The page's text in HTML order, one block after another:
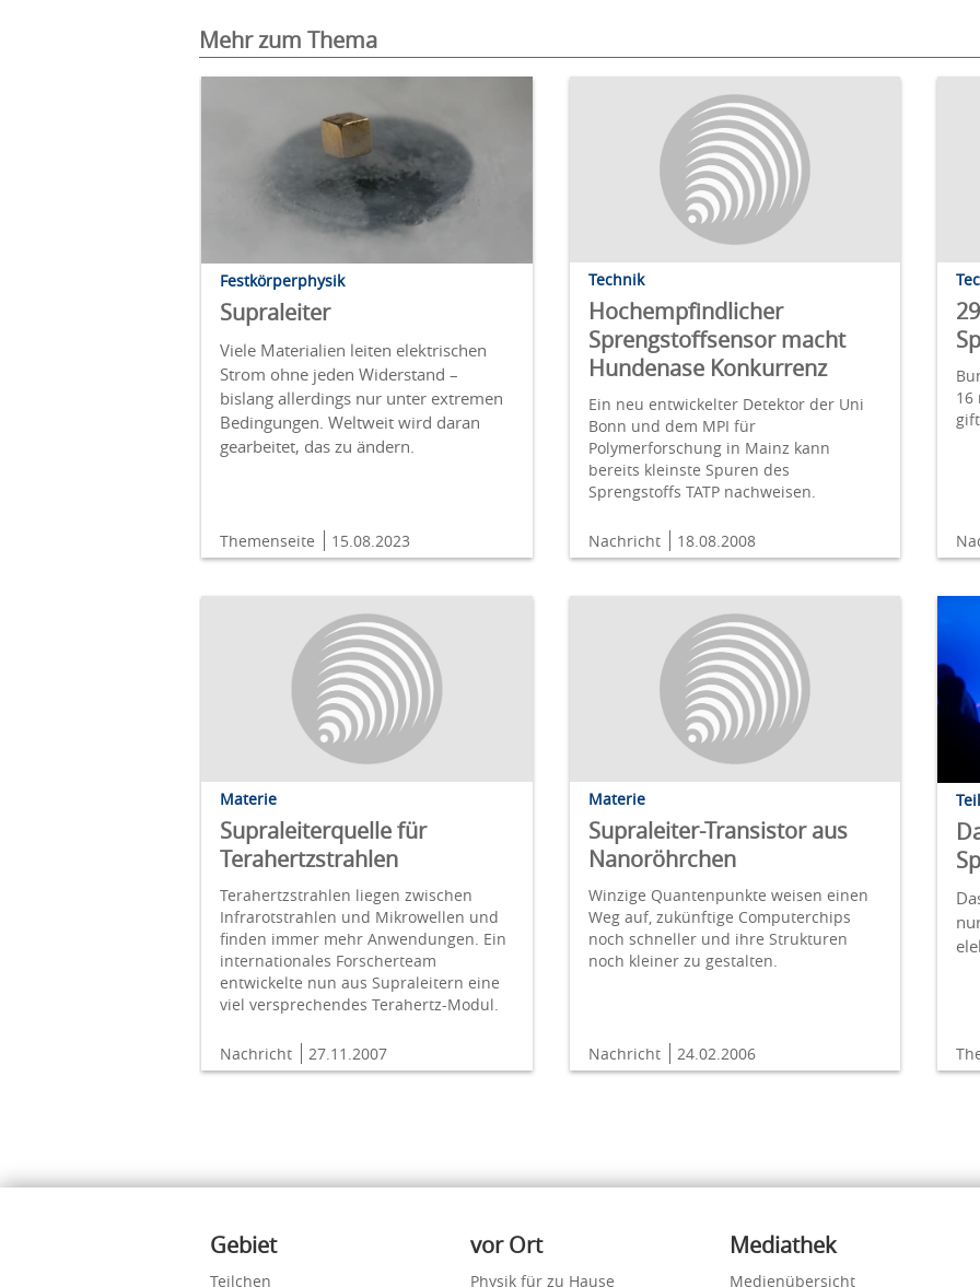
Mehr zum Thema
Festkörperphysik
Supraleiter
Viele Materialien leiten elektrischen
Strom ohne jeden Widerstand –
bislang allerdings nur unter extremen
Bedingungen. Weltweit wird daran
gearbeitet, das zu ändern.
Themenseite 15.08.2023
Technik
Hochempfindlicher
Sprengstoffsensor macht
Hundenase Konkurrenz
Ein neu entwickelter Detektor der Uni
Bonn und dem MPI für
Polymerforschung in Mainz kann
bereits kleinste Spuren des
Sprengstoffs TATP nachweisen.
Nachricht 18.08.2008
16
Materie
Supraleiterquelle für
Terahertzstrahlen
Terahertzstrahlen liegen zwischen
Infrarotstrahlen und Mikrowellen und
finden immer mehr Anwendungen. Ein
internationales Forscherteam
entwickelte nun aus Supraleitern eine
viel versprechendes Terahertz-Modul.
Nachricht 27.11.2007
Materie
Supraleiter-Transistor aus
Nanoröhrchen
Winzige Quantenpunkte weisen einen
Weg auf, zukünftige Computerchips
noch schneller und ihre Strukturen
noch kleiner zu gestalten.
Nachricht 24.02.2006
Inhalte
Gebiet
Teilchen
vor Ort
Physik für zu Hause
Mediathek
Medienübersicht